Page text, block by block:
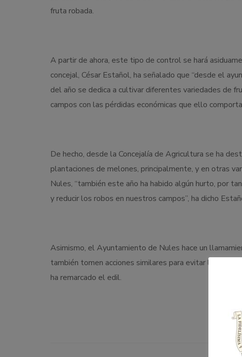
fruta robada.
A partir de ahora, este tipo de control se hará
concejal, César Estañol, ha señalado que “desde el
del año se dedica a cultivar diferentes variedades de
campos con las pérdidas económicas que ello
De hecho, desde la Concejalía de Agricultura se ha
plantaciones de melones, principalmente, y en otras
Nules, “también este año ha habido algún hurto, por
y reducir los robos en nuestros campos”, ha dicho
Asimismo, el Ayuntamiento de Nules hace un
también tomen acciones similares para evitar la venta
ha remarcado el edil.